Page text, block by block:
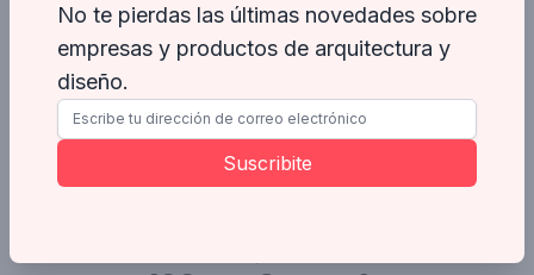
DUM ESTUDIO
Enviar mensaje
No te pierdas las últimas novedades sobre
empresas y productos de arquitectura y
diseño.
Suscribite